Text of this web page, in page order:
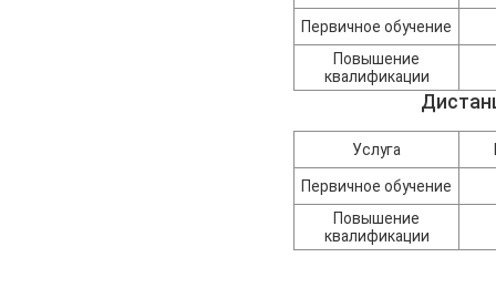
Первичное обучение
Повышение
квалификации
Услуга
Первичное обучение
Повышение
квалификации